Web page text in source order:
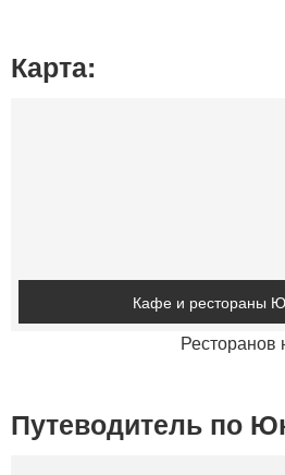
Карта:
Кафе и рестораны
Ресторанов
Путеводитель по